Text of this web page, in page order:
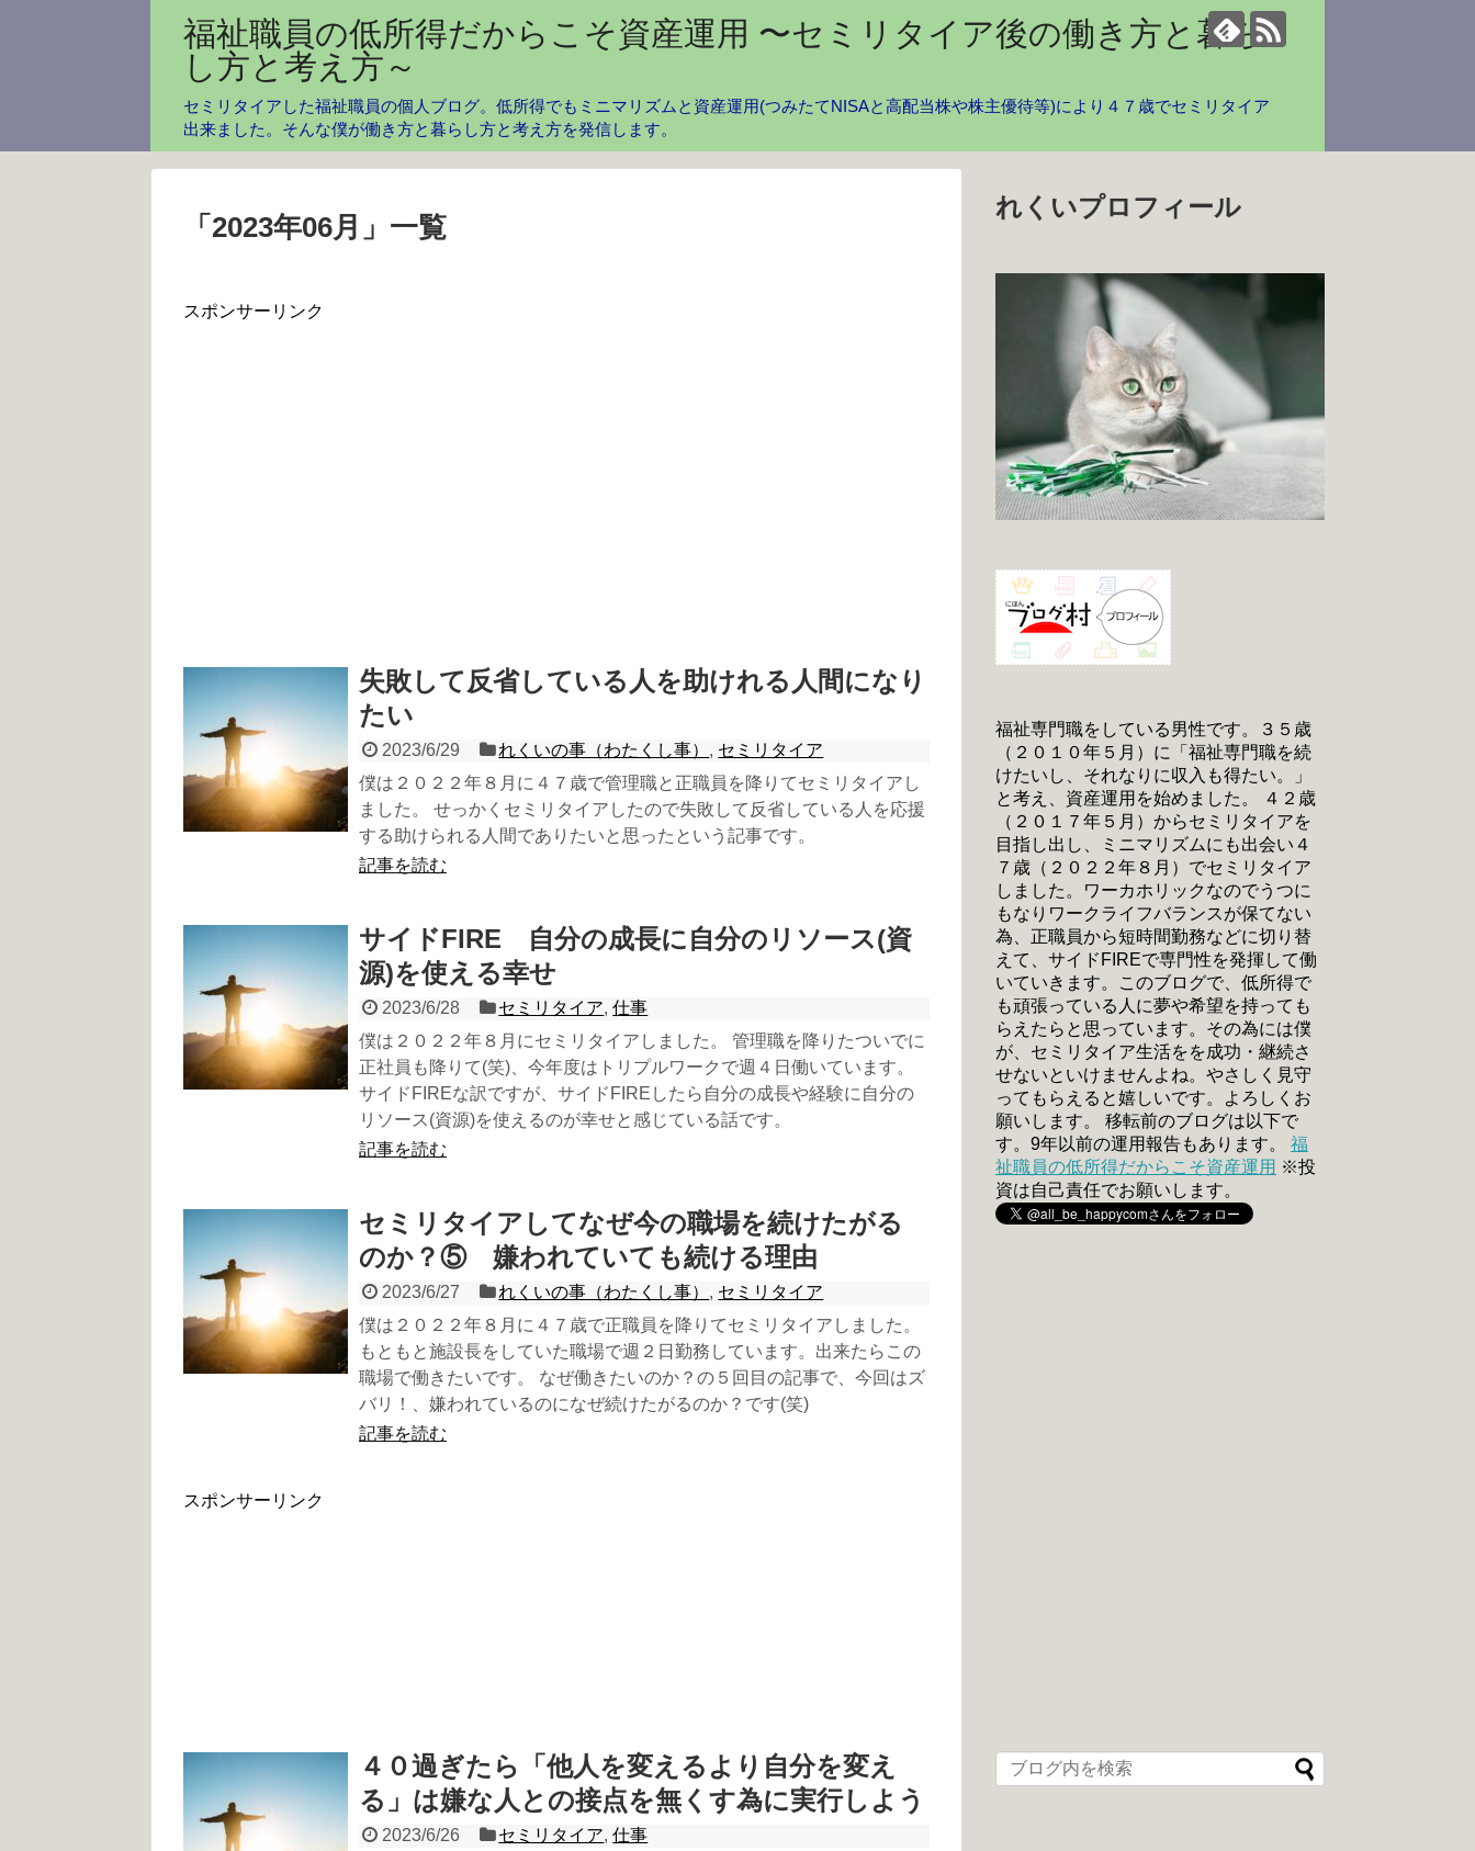
福祉職員の低所得だからこそ資産運用 〜セミリタイア後の働き方と暮ら
し方と考え方～
セミリタイアした福祉職員の個人ブログ。低所得でもミニマリズムと資産運用(つみたてNISAと高配当株や株主優待等)により４７歳でセミリタイア
出来ました。そんな僕が働き方と暮らし方と考え方を発信します。
「 2023年06月 」 一覧
スポンサーリンク
失敗して反省している人を助けれる人間になり
たい
2023/6/29 れくいの事（わたくし事） , セミリタイア
僕は２０２２年８月に４７歳で管理職と正職員を降りてセミリタイアし
ました。 せっかくセミリタイアしたので失敗して反省している人を応援
する助けられる人間でありたいと思ったという記事です。
記事を読む
サイドFIRE 自分の成長に自分のリソース(資
源)を使える幸せ
2023/6/28 セミリタイア,仕事
僕は２０２２年８月にセミリタイアしました。 管理職を降りたついでに
正社員も降りて(笑)、今年度はトリプルワークで週４日働いています。
サイドFIREな訳ですが、サイドFIREしたら自分の成長や経験に自分の
リソース(資源)を使えるのが幸せと感じている話です。
記事を読む
セミリタイアしてなぜ今の職場を続けたがる
のか？⑤ 嫌われていても続ける理由
2023/6/27 れくいの事（わたくし事） , セミリタイア
僕は２０２２年８月に４７歳で正職員を降りてセミリタイアしました。
もともと施設長をしていた職場で週２日勤務しています。出来たらこの
職場で働きたいです。 なぜ働きたいのか？の５回目の記事で、今回はズ
バリ！、嫌われているのになぜ続けたがるのか？です(笑)
記事を読む
スポンサーリンク
４０過ぎたら「他人を変えるより自分を変え
る」は嫌な人との接点を無くす為に実行しよう
2023/6/26 セミリタイア,仕事
れくいプロフィール
福祉専門職をしている男性です。３５歳
（２０１０年５月）に「福祉専門職を続
けたいし、それなりに収入も得たい。」
と考え、資産運用を始めました。 ４２歳
（２０１７年５月）からセミリタイアを
目指し出し、ミニマリズムにも出会い４
７歳（２０２２年８月）でセミリタイア
しました。ワーカホリックなのでうつに
もなりワークライフバランスが保てない
為、正職員から短時間勤務などに切り替
えて、サイドFIREで専門性を発揮して働
いていきます。このブログで、低所得で
も頑張っている人に夢や希望を持っても
らえたらと思っています。その為には僕
が、セミリタイア生活をを成功・継続さ
せないといけませんよね。やさしく見守
ってもらえると嬉しいです。よろしくお
願いします。 移転前のブログは以下で
す。9年以前の運用報告もあります。 福
祉職員の低所得だからこそ資産運用 ※投
資は自己責任でお願いします。